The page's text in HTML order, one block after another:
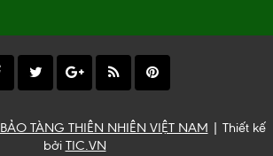
BẢO TÀNG THIÊN NHIÊN VIỆT NAM | Thiết kế
bởi TIC.VN